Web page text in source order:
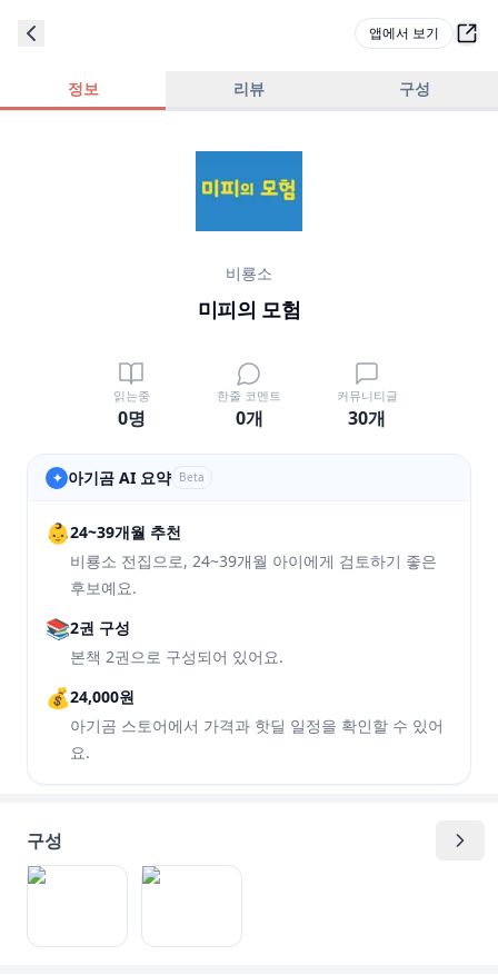
앱에서 보기
정보 리뷰 구성
비룡소
미피의 모험
읽는중
0명
한줄 코멘트
0개
커뮤니티글
30개
✦ 아기곰 AI 요약 Beta
👶24~39개월 추천
비룡소 전집으로, 24~39개월 아이에게 검토하기 좋은
후보예요.
📚2권 구성
본책 2권으로 구성되어 있어요.
💰24,000원
아기곰 스토어에서 가격과 핫딜 일정을 확인할 수 있어
요.
구성